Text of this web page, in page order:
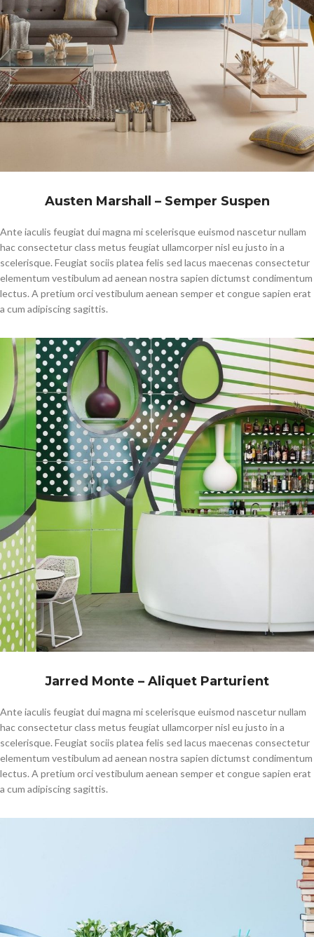
Austen Marshall – Semper Suspen
Ante iaculis feugiat dui magna mi scelerisque euismod nascetur nullam
hac consectetur class metus feugiat ullamcorper nisl eu justo in a
scelerisque. Feugiat sociis platea felis sed lacus maecenas consectetur
elementum vestibulum ad aenean nostra sapien dictumst condimentum
lectus. A pretium orci vestibulum aenean semper et congue sapien erat
a cum adipiscing sagittis.
Jarred Monte – Aliquet Parturient
Ante iaculis feugiat dui magna mi scelerisque euismod nascetur nullam
hac consectetur class metus feugiat ullamcorper nisl eu justo in a
scelerisque. Feugiat sociis platea felis sed lacus maecenas consectetur
elementum vestibulum ad aenean nostra sapien dictumst condimentum
lectus. A pretium orci vestibulum aenean semper et congue sapien erat
a cum adipiscing sagittis.